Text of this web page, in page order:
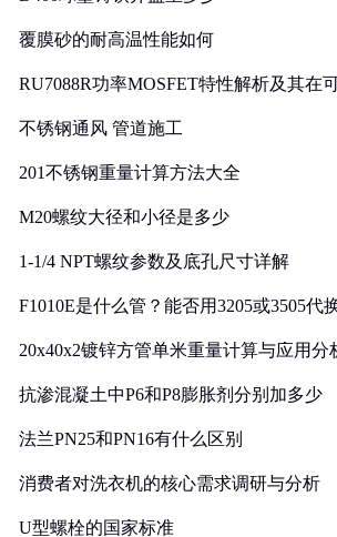
覆膜砂的耐高温性能如何
RU7088R功率MOSFET特性解析及其在
不锈钢通风 管道施工
201不锈钢重量计算方法大全
M20螺纹大径和小径是多少
1-1/4 NPT螺纹参数及底孔尺寸详解
F1010E是什么管？能否用3205或3505代
20x40x2镀锌方管单米重量计算与应用分
抗渗混凝土中P6和P8膨胀剂分别加多少
法兰PN25和PN16有什么区别
消费者对洗衣机的核心需求调研与分析
U型螺栓的国家标准